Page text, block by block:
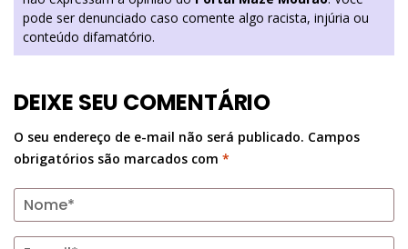
pode ser denunciado caso comente algo racista, injúria ou
conteúdo difamatório.
DEIXE SEU COMENTÁRIO
O seu endereço de e-mail não será publicado. Campos
obrigatórios são marcados com *